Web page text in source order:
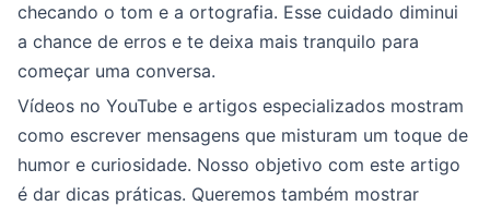
checando o tom e a ortografia. Esse cuidado diminui
a chance de erros e te deixa mais tranquilo para
começar uma conversa.
Vídeos no YouTube e artigos especializados mostram
como escrever mensagens que misturam um toque de
humor e curiosidade. Nosso objetivo com este artigo
é dar dicas práticas. Queremos também mostrar